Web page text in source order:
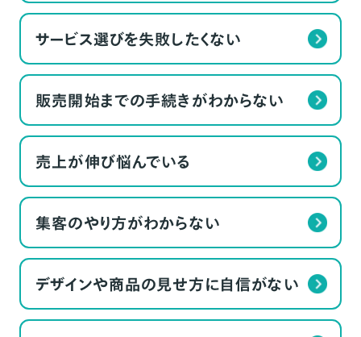
サービス選びを失敗したくない
販売開始までの手続きがわからない
売上が伸び悩んでいる
集客のやり方がわからない
デザインや商品の見せ方に自信がない